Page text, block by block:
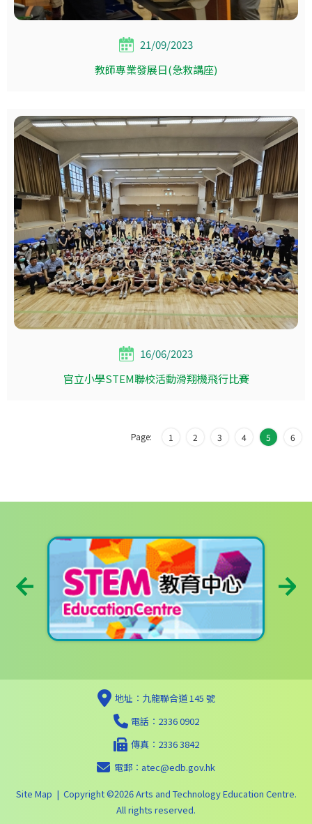
21/09/2023
教師專業發展日(急救講座)
16/06/2023
官立小學STEM聯校活動滑翔機飛行比賽
Page: 1 2 3 4 5 6
地址：九龍聯合道 145 號
電話：2336 0902
傳真：2336 3842
電郵： atec@edb.gov.hk
Site Map | Copyright ©2026 Arts and Technology Education Centre.
All rights reserved.